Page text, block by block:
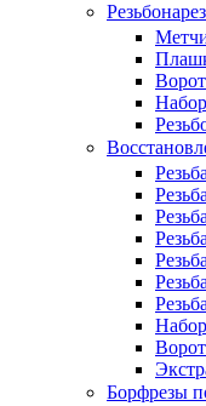
Борфрезы